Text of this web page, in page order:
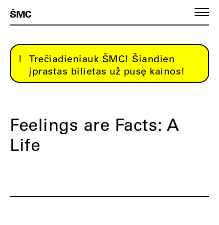
ŠMC
Trečiadieniauk ŠMC! Šiandien
įprastas bilietas už pusę kainos!
Feelings are Facts: A
Life